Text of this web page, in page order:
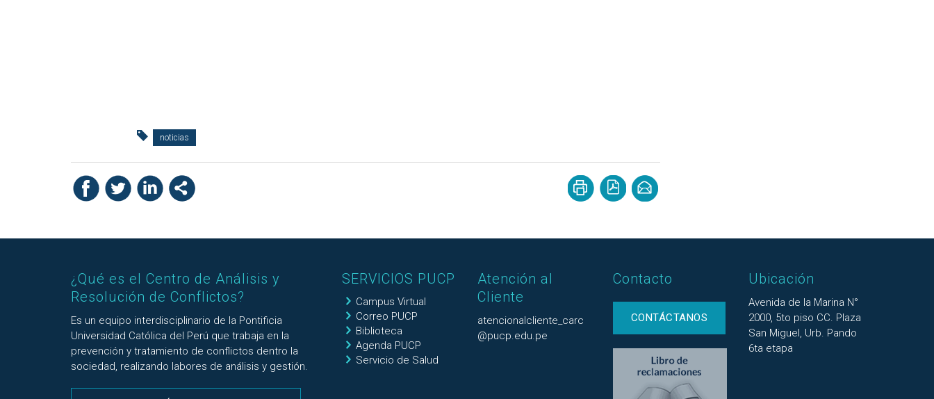
noticias
¿Qué es el Centro de Análisis y
Resolución de Conflictos?
Es un equipo interdisciplinario de la Pontificia
Universidad Católica del Perú que trabaja en la
prevención y tratamiento de conflictos dentro la
sociedad, realizando labores de análisis y gestión.
SERVICIOS PUCP
Campus Virtual
Correo PUCP
Biblioteca
Agenda PUCP
Servicio de Salud
Atención al
Cliente
atencionalcliente_carc
@pucp.edu.pe
Contacto
CONTÁCTANOS
Ubicación
Avenida de la Marina N°
2000, 5to piso CC. Plaza
San Miguel, Urb. Pando
6ta etapa